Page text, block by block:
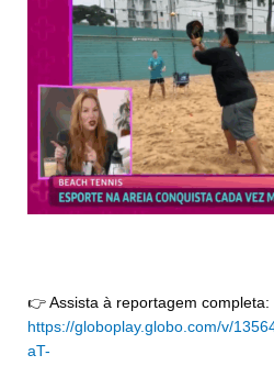
👉 Assista à reportagem completa:
https://globoplay.globo.com/v/
aT-